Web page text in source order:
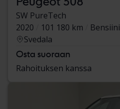
SW PureTech
2020
101 180 km
Bensiini
Svedala
Osta suoraan
Rahoituksen kanssa